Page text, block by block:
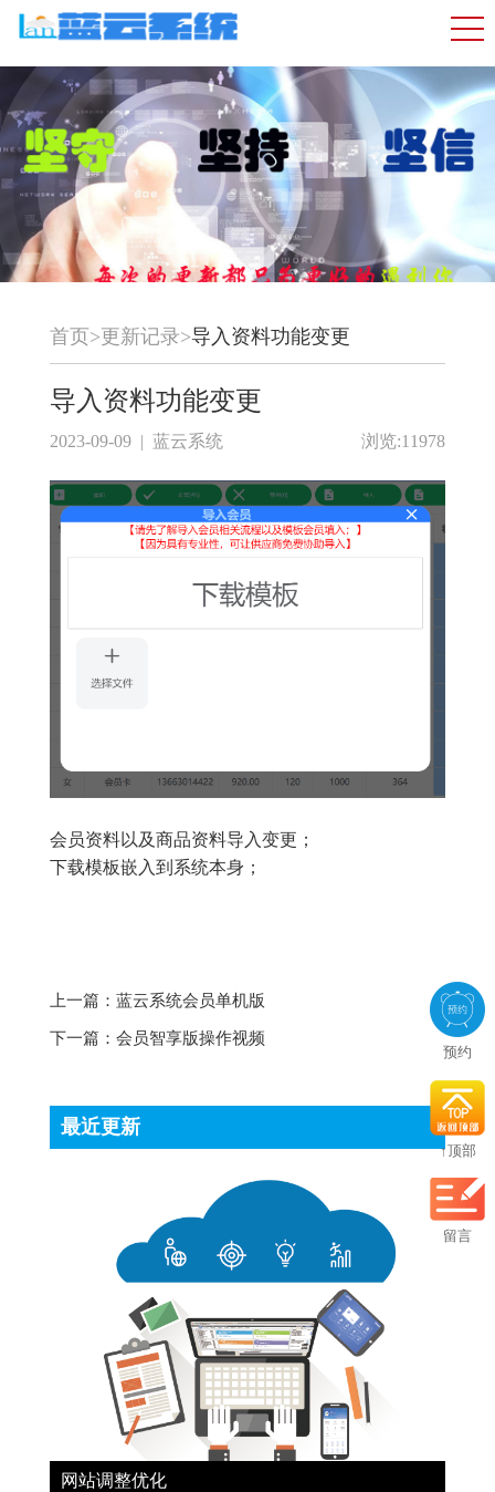
首页>更新记录>导入资料功能变更
导入资料功能变更
2023-09-09 | 蓝云系统 浏览:11978
会员资料以及商品资料导入变更；
下载模板嵌入到系统本身；
上一篇： 蓝云系统会员单机版
下一篇： 会员智享版操作视频
最近更新
网站调整优化
预约
↑顶部
留言